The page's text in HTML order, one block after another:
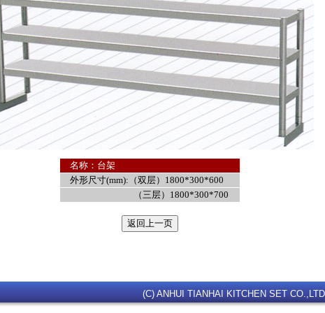
名称：台架
外形尺寸(mm):（双层）1800*300*600
（三层）1800*300*700
(C) ANHUI TIANHAI KITCHEN SET